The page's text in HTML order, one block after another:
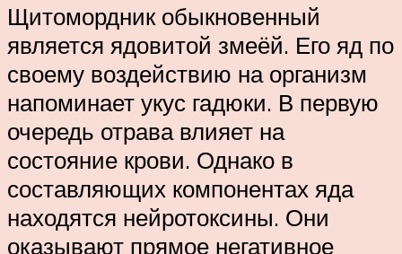
Щитомордник обыкновенный
является ядовитой змеёй. Его яд по
своему воздействию на организм
напоминает укус гадюки. В первую
очередь отрава влияет на
состояние крови. Однако в
составляющих компонентах яда
находятся нейротоксины. Они
оказывают прямое негативное